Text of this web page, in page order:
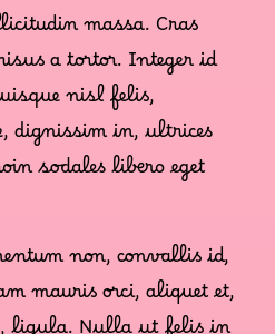
massa. Cras
a tortor. Integer id
nisl felis,
dignissim in, ultrices
sodales libero eget
non, convallis id,
mauris orci, aliquet et,